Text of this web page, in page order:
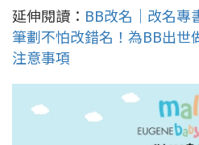
延伸閱讀： BB改名｜改名專
筆劃不怕改錯名！為BB出世
注意事項